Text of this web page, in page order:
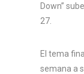
Down”
27.
El tema
semana a